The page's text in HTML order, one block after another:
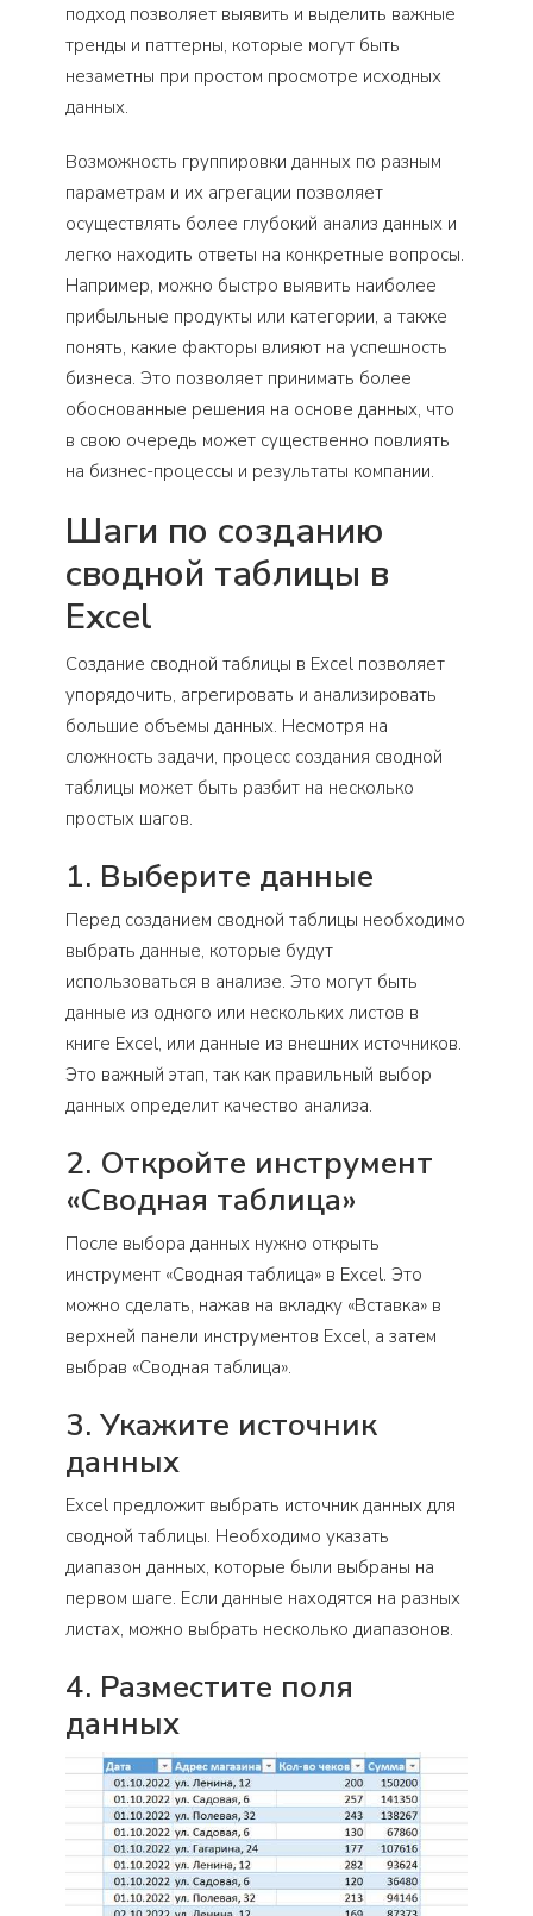
подход позволяет выявить и выделить важные
тренды и паттерны, которые могут быть
незаметны при простом просмотре исходных
данных.
Возможность группировки данных по разным
параметрам и их агрегации позволяет
осуществлять более глубокий анализ данных и
легко находить ответы на конкретные вопросы.
Например, можно быстро выявить наиболее
прибыльные продукты или категории, а также
понять, какие факторы влияют на успешность
бизнеса. Это позволяет принимать более
обоснованные решения на основе данных, что
в свою очередь может существенно повлиять
на бизнес-процессы и результаты компании.
Шаги по созданию
сводной таблицы в
Excel
Создание сводной таблицы в Excel позволяет
упорядочить, агрегировать и анализировать
большие объемы данных. Несмотря на
сложность задачи, процесс создания сводной
таблицы может быть разбит на несколько
простых шагов.
1. Выберите данные
Перед созданием сводной таблицы необходимо
выбрать данные, которые будут
использоваться в анализе. Это могут быть
данные из одного или нескольких листов в
книге Excel, или данные из внешних источников.
Это важный этап, так как правильный выбор
данных определит качество анализа.
2. Откройте инструмент
«Сводная таблица»
После выбора данных нужно открыть
инструмент «Сводная таблица» в Excel. Это
можно сделать, нажав на вкладку «Вставка» в
верхней панели инструментов Excel, а затем
выбрав «Сводная таблица».
3. Укажите источник
данных
Excel предложит выбрать источник данных для
сводной таблицы. Необходимо указать
диапазон данных, которые были выбраны на
первом шаге. Если данные находятся на разных
листах, можно выбрать несколько диапазонов.
4. Разместите поля
данных